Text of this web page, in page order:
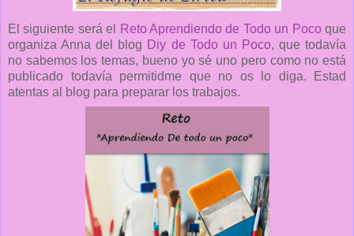
El siguiente será el Reto Aprendiendo de Todo un Pocoque
organiza Anna del blog Diy de Todo un Poco, que todavía
no sabemos los temas, bueno yo sé uno pero como no está
publicado todavía permitidme que no os lo diga. Estad
atentas al blog para preparar los trabajos.